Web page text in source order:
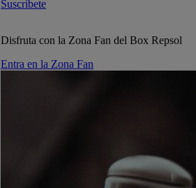
Suscríbete
Disfruta con la Zona Fan del Box Repsol
Entra en la Zona Fan